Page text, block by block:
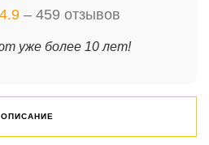
– 459 отзывов
уже более 10 лет!
ОПИСАНИЕ